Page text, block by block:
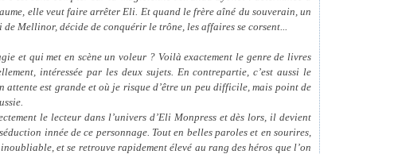
elle veut faire arrêter Eli. Et quand le frère aîné du souverain, un
Mellinor, décide de conquérir le trône, les affaires se corsent...
et qui met en scène un voleur ? Voilà exactement le genre de livres
intéressée par les deux sujets. En contrepartie, c’est aussi le
attente est grande et où je risque d’être un peu difficile, mais point de
le lecteur dans l’univers d’Eli Monpress et dès lors, il devient
innée de ce personnage. Tout en belles paroles et en sourires,
et se retrouve rapidement élevé au rang des héros que l’on